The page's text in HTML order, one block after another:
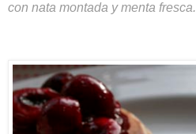
con nata montada y menta fresca.